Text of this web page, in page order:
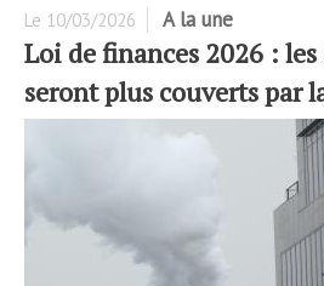
Le 10/03/2026 A la une
Loi de finances 2026 :
seront plus couverts par